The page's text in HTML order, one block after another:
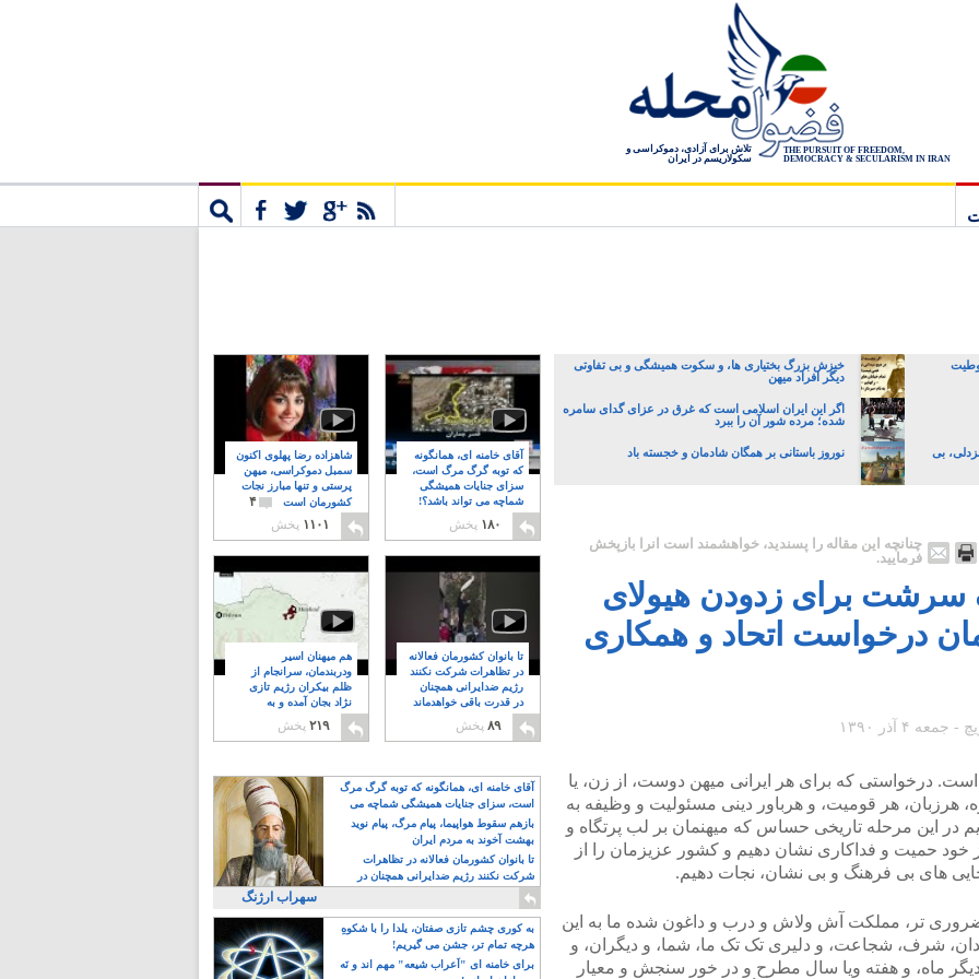
THE PURSUIT OF FREEDOM,
DEMOCRACY & SECULARISM IN IRAN
تلاش برای آزادی، دموکراسی و
سکولاریسم در ایران
خیزش بزرگ بختیاری ها، و سکوت همیشگی و بی تفاوتی
دیگر افراد میهن
اگر این ایران اسلامی است که غرق در عزای گدای سامره
شده؛ مرده شور آن را ببرد
بی نوروز باستانی بر همگان شادمان و خجسته باد
چنانچه این مقاله را پسندید، خواهشمند است آنرا بازپخش
فرمایید.
سرشت برای زدودن هیولای
درخواست اتحاد و همکاری
درخواستی که برای هر ایرانی میهن دوست، از زن، یا
هرزبان، هر قومیت، و هرباور دینی مسئولیت و وظیفه به
در این مرحله تاریخی حساس که میهنمان بر لب پرتگاه و
حمیت و فداکاری نشان دهیم و کشور عزیزمان را از
های بی فرهنگ و بی نشان، نجات دهیم.
ضروری تر، مملکت آش ولاش و درب و داغون شده ما به این
شرف، شجاعت، و دلیری تک تک ما، شما، و دیگران، و
ماه، و هفته ویا سال مطرح و در خور سنجش و معیار
شاهزاده رضا پهلوی اکنون
سمبل دموکراسی، میهن
پرستی و تنها مبارز نجات
کشورمان است
۴
۱۱۰۱ پخش
آقای خامنه ای، همانگونه
که توبه گرگ مرگ است،
سزای جنایات همیشگی
شماچه می تواند باشد؟!
۸
۱۸۰ پخش
هم میهنان اسیر
ودربندمان، سرانجام از
ظلم بیکران رژیم تازی
نژاد بجان آمده و به
۲۱۹ پخش
تا بانوان کشورمان فعالانه
در تظاهرات شرکت نکنند
رژیم ضدایرانی همچنان
در قدرت باقی خواهدماند
۸
۸۹ پخش
آقای خامنه ای، همانگونه که توبه گرگ مرگ
است، سزای جنایات همیشگی شماچه می
تواند باشد؟!
بازهم سقوط هواپیما، پیام مرگ، پیام نوید
بهشت آخوند به مردم ایران
تا بانوان کشورمان فعالانه در تظاهرات
شرکت نکنند رژیم ضدایرانی همچنان در
قدرت باقی خواهدماند
سهراب ارژنگ
به کوری چشم تازی صفتان، یلدا را با شکوهِ
هرچه تمام تر، جشن می گیریم!
برای خامنه ای "اَعراب شیعه" مهم اند و نَه